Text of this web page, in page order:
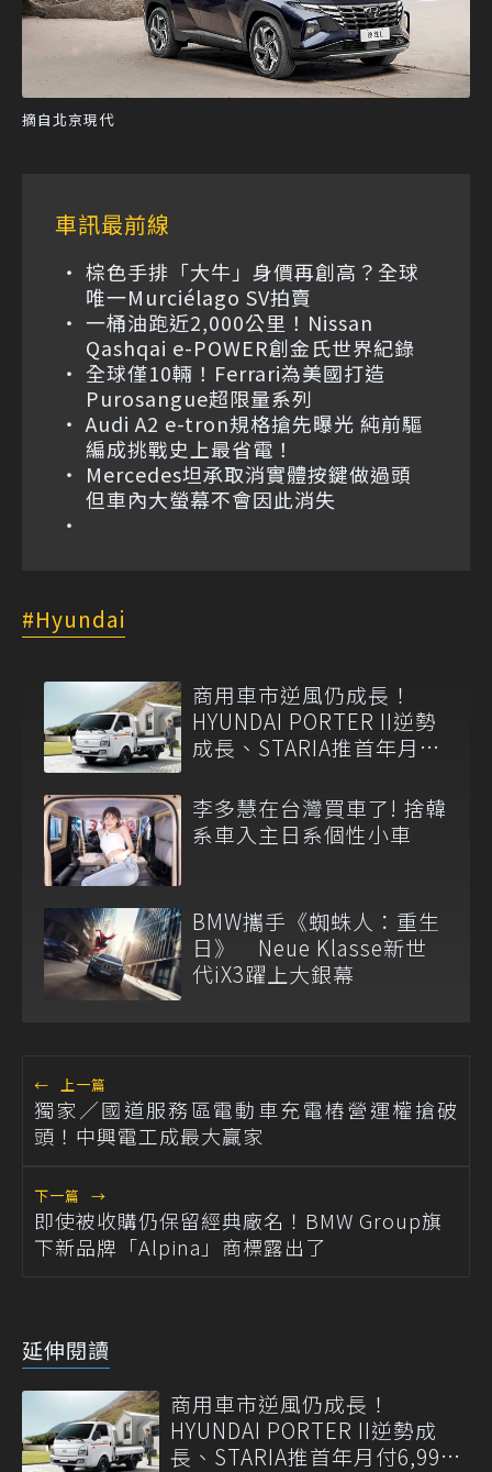
摘自北京現代
車訊最前線
棕色手排「大牛」身價再創高？全球
唯一Murciélago SV拍賣
一桶油跑近2,000公里！Nissan
Qashqai e-POWER創金氏世界紀錄
全球僅10輛！Ferrari為美國打造
Purosangue超限量系列
Audi A2 e-tron規格搶先曝光 純前驅
編成挑戰史上最省電！
Mercedes坦承取消實體按鍵做過頭
但車內大螢幕不會因此消失
Hyundai
商用車市逆風仍成長！
HYUNDAI PORTER II逆勢
成長、STARIA推首年月付
李多慧在台灣買車了! 捨韓
系車入主日系個性小車
BMW攜手《蜘蛛人：重生
日》 Neue Klasse新世
代iX3躍上大銀幕
← 上一篇
獨家／國道服務區電動車充電樁營運權搶破
頭！中興電工成最大贏家
下一篇 →
即使被收購仍保留經典廠名！BMW Group旗
下新品牌「Alpina」商標露出了
延伸閱讀
商用車市逆風仍成長！
HYUNDAI PORTER II逆勢成
長、STARIA推首年月付6,999